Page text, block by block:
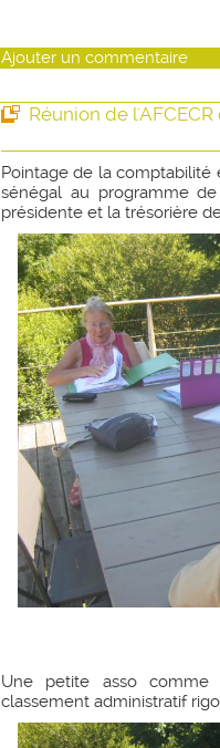
Ajouter un commentaire
Réunion de
Pointage de la
sénégal au programme
présidente et la trésorière
Une petite asso
classement administratif